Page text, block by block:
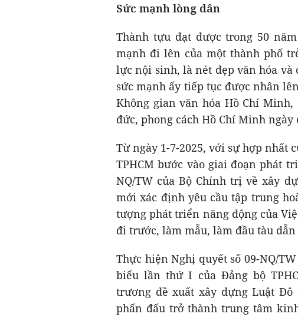
Sức mạnh lòng dân
Thành tựu đạt được trong 50
mạnh đi lên của một thành phố
lực nội sinh, là nét đẹp văn hóa và
sức mạnh ấy tiếp tục được nhân
Không gian văn hóa Hồ Chí
đức, phong cách Hồ Chí Minh
Từ ngày 1-7-2025, với sự hợp nhất
TPHCM bước vào giai đoạn phát
NQ/TW của Bộ Chính trị về xây
mới xác định yêu cầu tập trung
tượng phát triển năng động của
đi trước, làm mẫu, làm đầu tàu
Thực hiện Nghị quyết số 09-NQ/
biểu lần thứ I của Đảng bộ
trương đề xuất xây dựng Luật
phấn đấu trở thành trung tâm